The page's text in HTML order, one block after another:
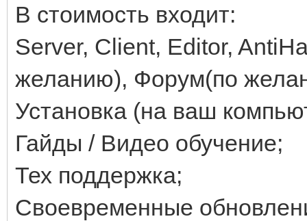
В стоимость входит:
Server, Client, Editor,
желанию), Форум(по
Установка (на ваш
Гайды / Видео обучение;
Тех поддержка;
Своевременные